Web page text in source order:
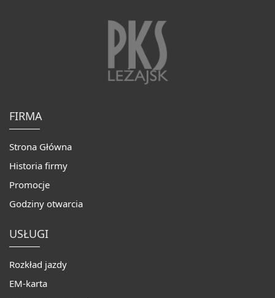
FIRMA
Strona Główna
Historia firmy
Promocje
Godziny otwarcia
USŁUGI
Rozkład jazdy
EM-karta